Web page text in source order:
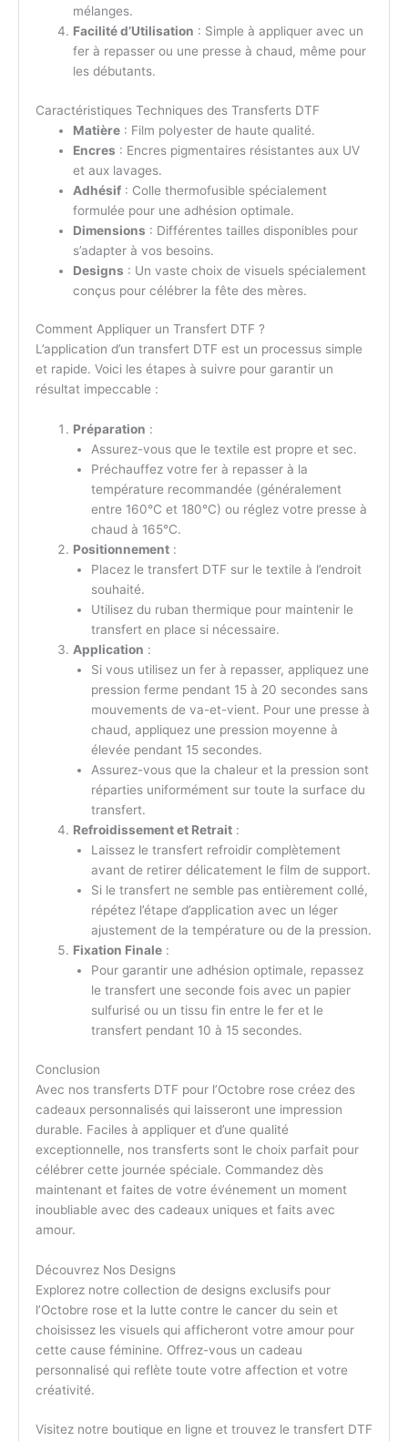
mélanges.
Facilité d’Utilisation : Simple à appliquer avec un
fer à repasser ou une presse à chaud, même pour
les débutants.
Caractéristiques Techniques des Transferts DTF
Matière: Film polyester de haute qualité.
Encres : Encres pigmentaires résistantes aux UV
et aux lavages.
Adhésif: Colle thermofusible spécialement
formulée pour une adhésion optimale.
Dimensions : Différentes tailles disponibles pour
s’adapter à vos besoins.
Designs : Un vaste choix de visuels spécialement
conçus pour célébrer la fête des mères.
Comment Appliquer un Transfert DTF ?
L’application d’un transfert DTF est un processus simple
et rapide. Voici les étapes à suivre pour garantir un
résultat impeccable :
Préparation :
Assurez-vous que le textile est propre et sec.
Préchauffez votre fer à repasser à la
température recommandée (généralement
entre 160°C et 180°C) ou réglez votre presse à
chaud à 165°C.
Positionnement:
Placez le transfert DTF sur le textile à l’endroit
souhaité.
Utilisez du ruban thermique pour maintenir le
transfert en place si nécessaire.
Application :
Si vous utilisez un fer à repasser, appliquez une
pression ferme pendant 15 à 20 secondes sans
mouvements de va-et-vient. Pour une presse à
chaud, appliquez une pression moyenne à
élevée pendant 15 secondes.
Assurez-vous que la chaleur et la pression sont
réparties uniformément sur toute la surface du
transfert.
Refroidissement et Retrait:
Laissez le transfert refroidir complètement
avant de retirer délicatement le film de support.
Si le transfert ne semble pas entièrement collé,
répétez l’étape d’application avec un léger
ajustement de la température ou de la pression.
Fixation Finale:
Pour garantir une adhésion optimale, repassez
le transfert une seconde fois avec un papier
sulfurisé ou un tissu fin entre le fer et le
transfert pendant 10 à 15 secondes.
Conclusion
Avec nos transferts DTF pour l’Octobre rose créez des
cadeaux personnalisés qui laisseront une impression
durable. Faciles à appliquer et d’une qualité
exceptionnelle, nos transferts sont le choix parfait pour
célébrer cette journée spéciale. Commandez dès
maintenant et faites de votre événement un moment
inoubliable avec des cadeaux uniques et faits avec
amour.
Découvrez Nos Designs
Explorez notre collection de designs exclusifs pour
l’Octobre rose et la lutte contre le cancer du sein et
choisissez les visuels qui afficheront votre amour pour
cette cause féminine. Offrez-vous un cadeau
personnalisé qui reflète toute votre affection et votre
créativité.
Visitez notre boutique en ligne et trouvez le transfert DTF